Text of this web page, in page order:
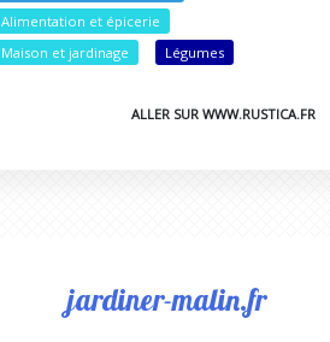
Alimentation et épicerie
Maison et jardinage
Légumes
ALLER SUR WWW.RUSTICA.FR
jardiner-malin.fr